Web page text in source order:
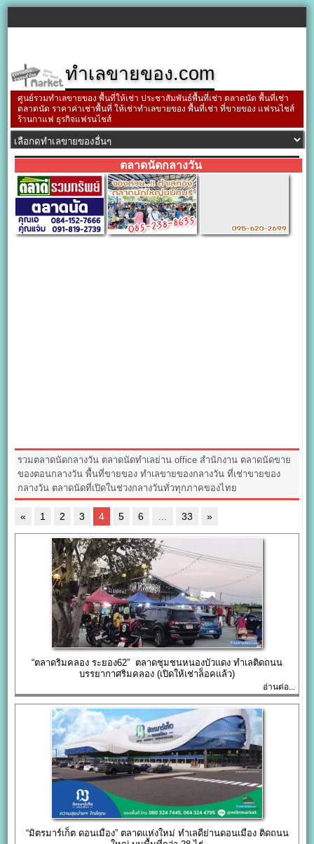
ทำเลขายของ.com
ศูนย์รวมทำเลขายของ พื้นที่ให้เช่า ประชาสัมพันธ์พื้นที่เช่า ตลาดนัด พื้นที่เช่า
ตลาดนัด ราคาค่าเช่าพื้นที่ ให้เช่าทำเลขายของ พื้นที่เช่า ที่ขายของ แฟรนไชส์
ร้านกาแฟ ธุรกิจแฟรนไชส์
ตลาดนัดกลางวัน
รวมตลาดนัดกลางวัน ตลาดนัดทำเลย่าน office สำนักงาน ตลาดนัดขาย
ของตอนกลางวัน พื้นที่ขายของ ทำเลขายของกลางวัน ที่เช่าขายของ
กลางวัน ตลาดนัดที่เปิดในช่วงกลางวันทั่วทุกภาคของไทย
« 1 2 3 4 5 6 33 »
“ตลาดริมคลอง ระยอง62” ตลาดชุมชนหนองบัวแดง ทำเลติดถนน
บรรยากาศริมคลอง (เปิดให้เช่าล็อคแล้ว)
อ่านต่อ...
“มิตรมาร์เก็ต ดอนเมือง” ตลาดแห่งใหม่ ทำเลดีย่านดอนเมือง ติดถนน